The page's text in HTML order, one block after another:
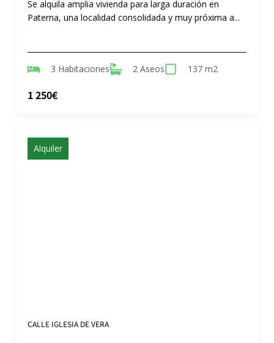
Se alquila amplia vivienda para larga duración en
Paterna, una localidad consolidada y muy próxima a...
3 Habitaciones 2 Aseos 137 m2
1 250€
Alquiler
CALLE IGLESIA DE VERA